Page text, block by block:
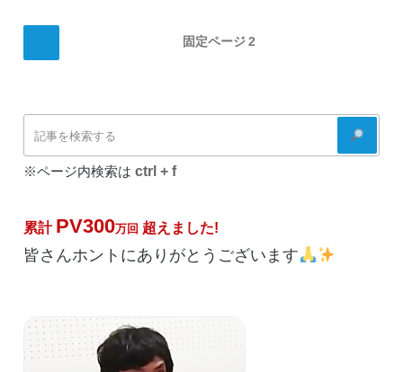
稿
ペ
ー
ジ
の
ジ
固定ページ2
検
※ページ内検索はctrl + f
累計 PV300万回 超えました!
皆さんホントにありがとうございます